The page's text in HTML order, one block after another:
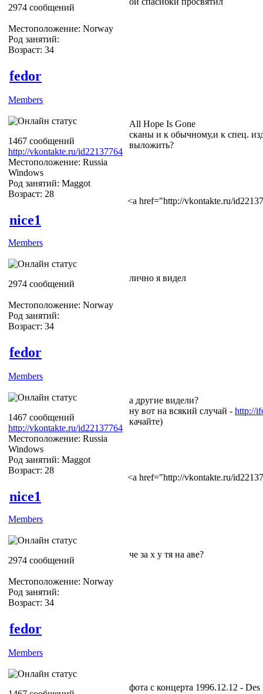
2974 сообщений
Местоположение: Norway
Род занятий:
Возраст: 34
fedor
Members
1467 сообщений
http://vkontakte.ru/id22137764
Местоположение: Russia
Windows
Род занятий: Maggot
Возраст: 28
All Hope Is Gone
сканы и к обычному,и к спец.
выложить?
<a href="http://vkontakte.ru/
nice1
Members
2974 сообщений
Местоположение: Norway
Род занятий:
Возраст: 34
лично я видел
fedor
Members
1467 сообщений
http://vkontakte.ru/id22137764
Местоположение: Russia
Windows
Род занятий: Maggot
Возраст: 28
а другие видели?
ну вот на всякий случай - http://
качайте)
<a href="http://vkontakte.ru/
nice1
Members
2974 сообщений
Местоположение: Norway
Род занятий:
Возраст: 34
че за х у тя на аве?
fedor
Members
фота с концерта 1996.12.12 -